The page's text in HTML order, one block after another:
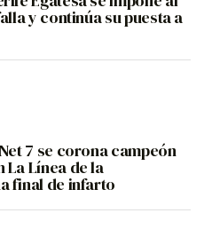
y continúa su puesta a
7 se corona campeón
La Línea de la
final de infarto